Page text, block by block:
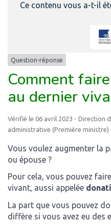
Ce contenu vous a-t-il
Question-réponse
Comment
au dernier
Vérifié le 06 avril 2023 - Direction
administrative (Première ministre)
Vous voulez augmenter la
ou épouse ?
Pour cela, vous pouvez
vivant, aussi appelée do
La part que vous pouvez
diffère si vous avez eu des